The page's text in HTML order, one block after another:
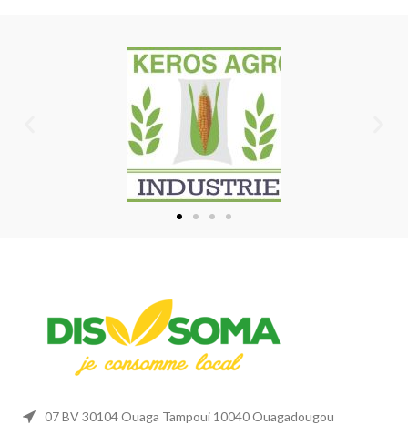
07 BV 30104 Ouaga Tampoui 10040 Ouagadougou